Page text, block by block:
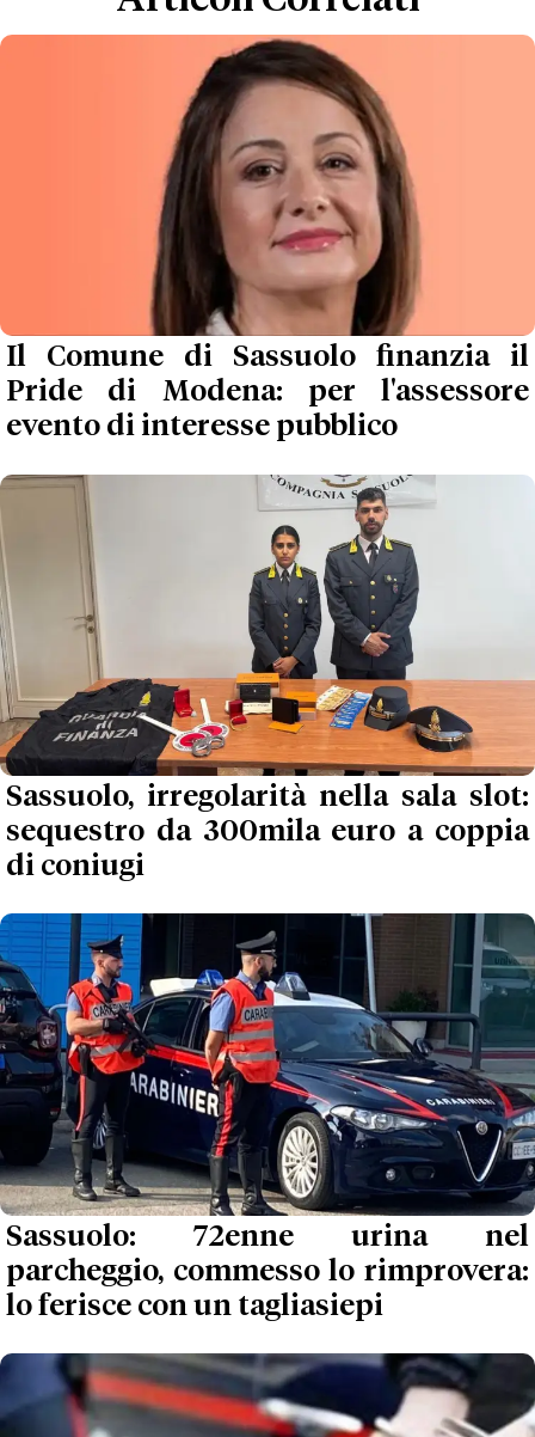
Il Comune di Sassuolo finanzia il
Pride di Modena: per l'assessore
evento di interesse pubblico
Sassuolo, irregolarità nella sala slot:
sequestro da 300mila euro a coppia
di coniugi
Sassuolo: 72enne urina nel
parcheggio, commesso lo rimprovera:
lo ferisce con un tagliasiepi